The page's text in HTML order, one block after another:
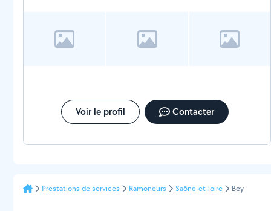
Voir le profil Contacter
Prestations de services Ramoneurs Saône-et-loire Bey